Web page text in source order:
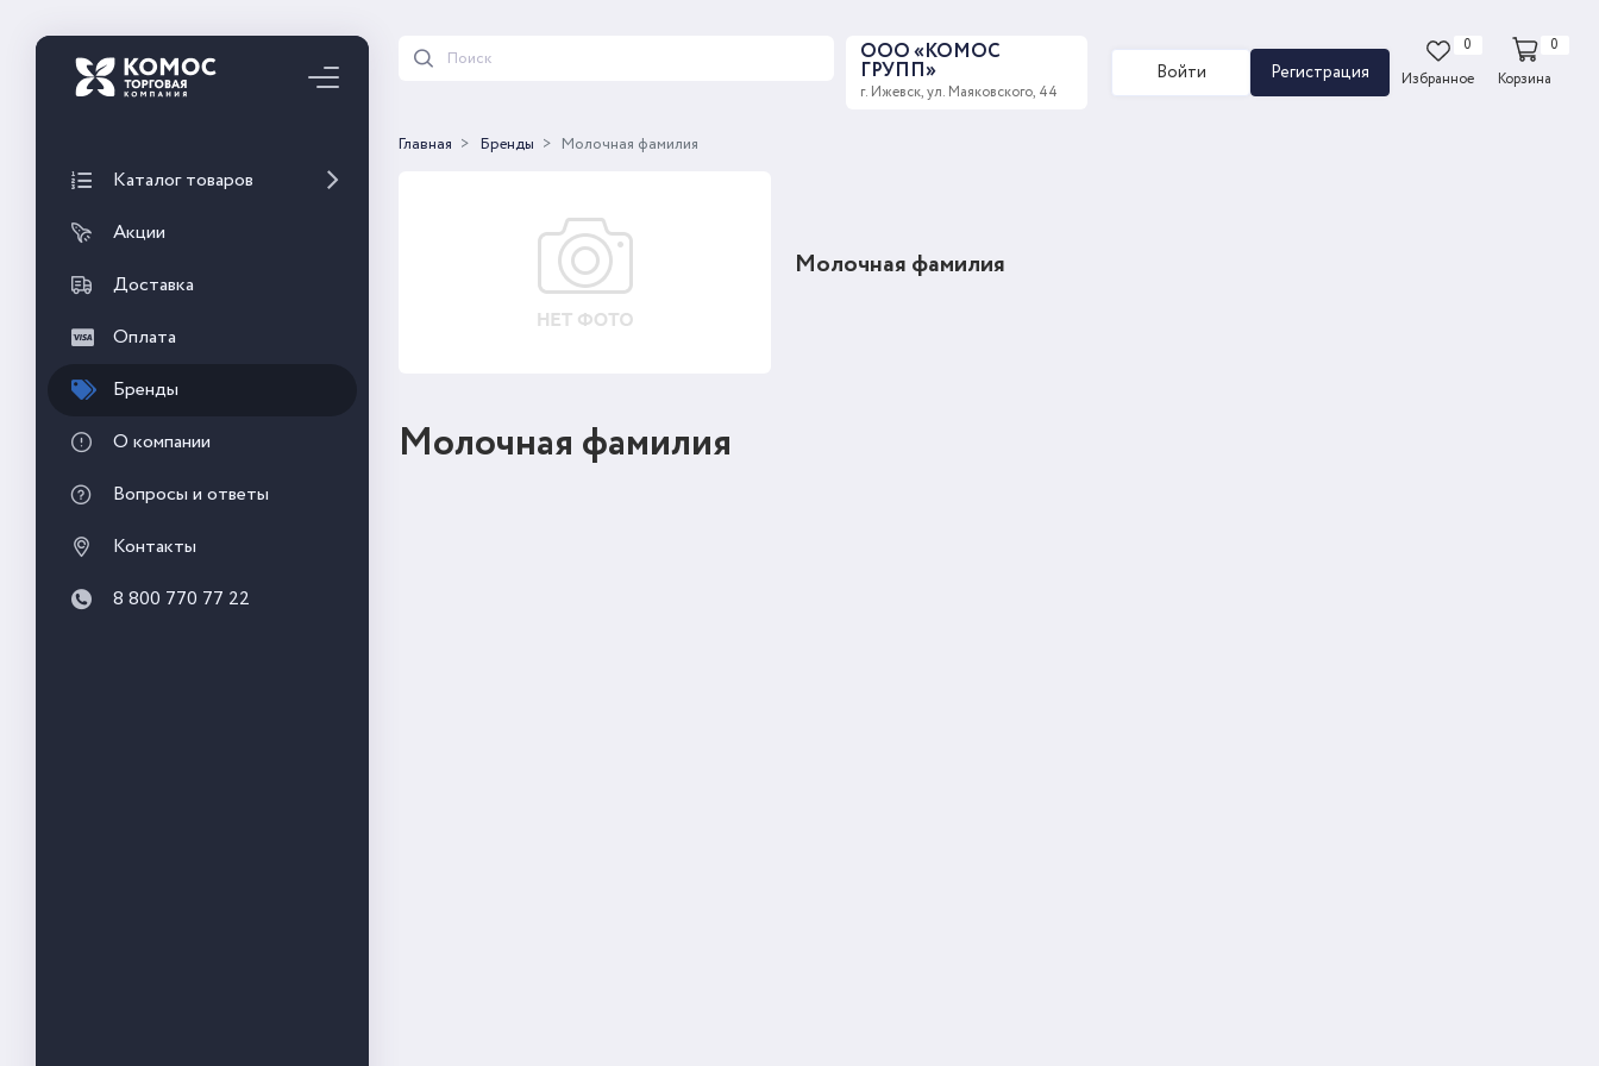
Каталог товаров
Акции
Доставка
Оплата
Бренды
О компании
Вопросы и ответы
Контакты
8 800 770 77 22
ООО «КОМОС
ГРУПП»
г. Ижевск, ул. Маяковского, 44
Войти Регистрация
0
Избранное
0
Корзина
Главная Бренды Молочная фамилия
Молочная фамилия
Молочная фамилия